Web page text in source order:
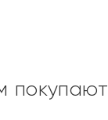
покупают